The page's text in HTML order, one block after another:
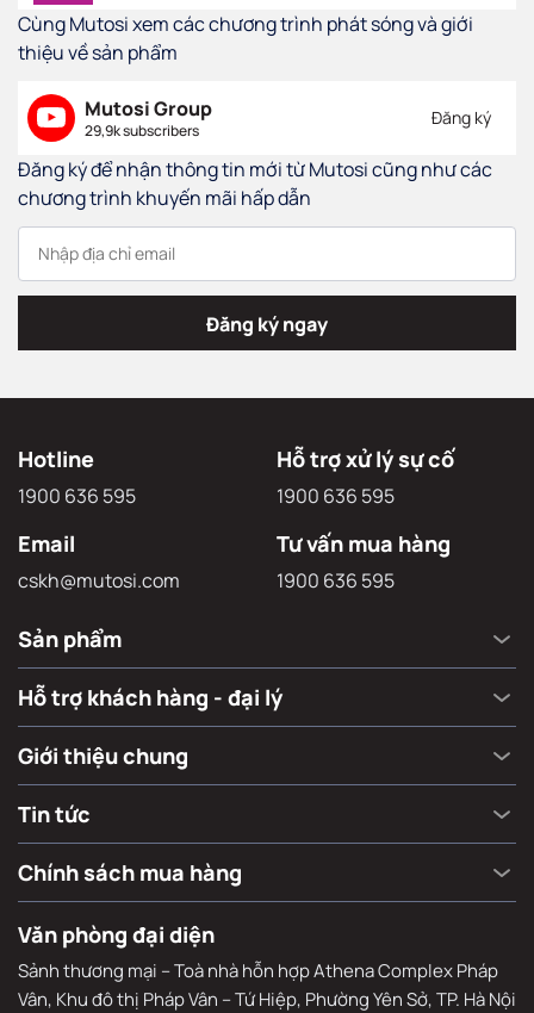
Cùng Mutosi xem các chương trình phát sóng và giới
thiệu về sản phẩm
Mutosi Group
29,9k subscribers
Đăng ký
Đăng ký để nhận thông tin mới từ Mutosi cũng như các
chương trình khuyến mãi hấp dẫn
Đăng ký ngay
Hotline
1900 636 595
Hỗ trợ xử lý sự cố
1900 636 595
Email
cskh@mutosi.com
Tư vấn mua hàng
1900 636 595
Sản phẩm
Hỗ trợ khách hàng - đại lý
Giới thiệu chung
Tin tức
Chính sách mua hàng
Văn phòng đại diện
Sảnh thương mại – Toà nhà hỗn hợp Athena Complex Pháp
Vân, Khu đô thị Pháp Vân – Tứ Hiệp, Phường Yên Sở, TP. Hà Nội